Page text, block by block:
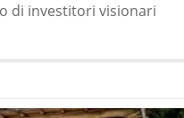
di investitori visionari